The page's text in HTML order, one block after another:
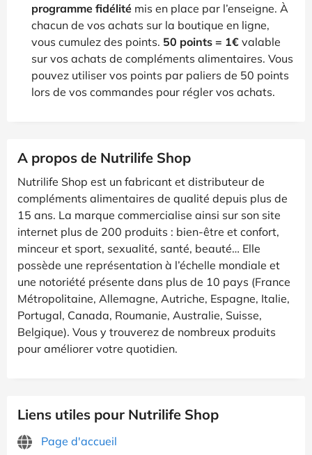
programme fidélité mis en place par l’enseigne. À
chacun de vos achats sur la boutique en ligne,
vous cumulez des points. 50 points = 1€ valable
sur vos achats de compléments alimentaires. Vous
pouvez utiliser vos points par paliers de 50 points
lors de vos commandes pour régler vos achats.
A propos de Nutrilife Shop
Nutrilife Shop est un fabricant et distributeur de
compléments alimentaires de qualité depuis plus de
15 ans. La marque commercialise ainsi sur son site
internet plus de 200 produits : bien-être et confort,
minceur et sport, sexualité, santé, beauté… Elle
possède une représentation à l’échelle mondiale et
une notoriété présente dans plus de 10 pays (France
Métropolitaine, Allemagne, Autriche, Espagne, Italie,
Portugal, Canada, Roumanie, Australie, Suisse,
Belgique). Vous y trouverez de nombreux produits
pour améliorer votre quotidien.
Liens utiles pour Nutrilife Shop
Page d'accueil